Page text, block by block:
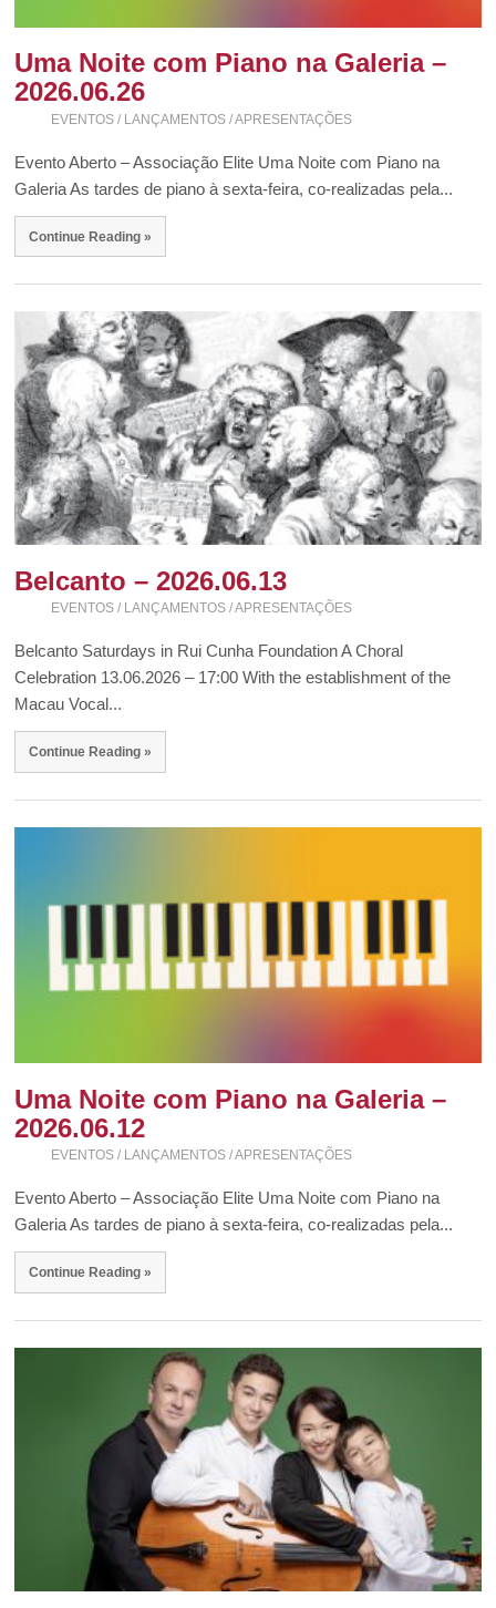
Uma Noite com Piano na Galeria –
2026.06.26
EVENTOS / LANÇAMENTOS / APRESENTAÇÕES
Evento Aberto – Associação Elite Uma Noite com Piano na
Galeria As tardes de piano à sexta-feira, co-realizadas pela...
Continue Reading »
Belcanto – 2026.06.13
EVENTOS / LANÇAMENTOS / APRESENTAÇÕES
Belcanto Saturdays in Rui Cunha Foundation A Choral
Celebration 13.06.2026 – 17:00 With the establishment of the
Macau Vocal...
Continue Reading »
Uma Noite com Piano na Galeria –
2026.06.12
EVENTOS / LANÇAMENTOS / APRESENTAÇÕES
Evento Aberto – Associação Elite Uma Noite com Piano na
Galeria As tardes de piano à sexta-feira, co-realizadas pela...
Continue Reading »